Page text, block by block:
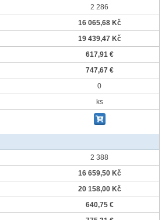
2 286
16 065,68 Kč
19 439,47 Kč
617,91 €
747,67 €
0
ks
2 388
16 659,50 Kč
20 158,00 Kč
640,75 €